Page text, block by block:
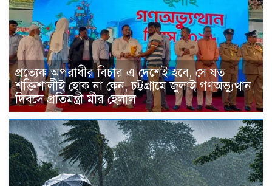
প্রত্যেক অপরাধীর বিচার এ দেশেই হবে, সে যত
শক্তিশালীই হোক না কেন, চট্টগ্রামে জুলাই গণঅভ্যুত্থান
দিবসে প্রতিমন্ত্রী মীর হেলাল